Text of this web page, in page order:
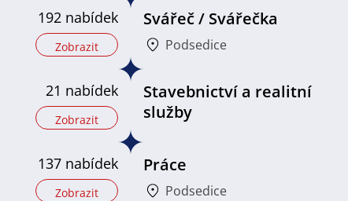
192 nabídek
Zobrazit
Svářeč / Svářečka
Podsedice
21 nabídek
Zobrazit
Stavebnictví a realitní
služby
137 nabídek
Zobrazit
Práce
Podsedice